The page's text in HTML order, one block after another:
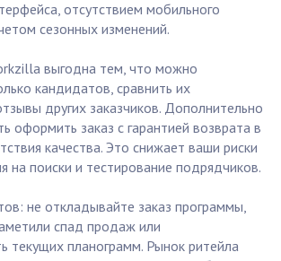
отсутствием мобильного
сезонных изменений.
выгодна тем, что можно
кандидатов, сравнить их
других заказчиков. Дополнительно
оформить заказ с гарантией возврата в
качества. Это снижает ваши риски
на поиски и тестирование подрядчиков.
не откладывайте заказ программы,
спад продаж или
текущих планограмм. Рынок ритейла